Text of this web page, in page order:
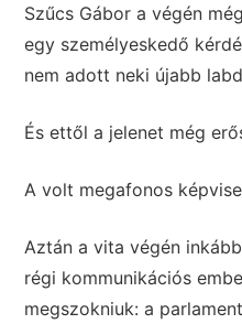
Szűcs Gábor a végén
egy személyeskedő
nem adott neki újabb
És ettől a jelenet még
A volt megafonos
Aztán a vita végén
régi kommunikációs
megszokniuk: a